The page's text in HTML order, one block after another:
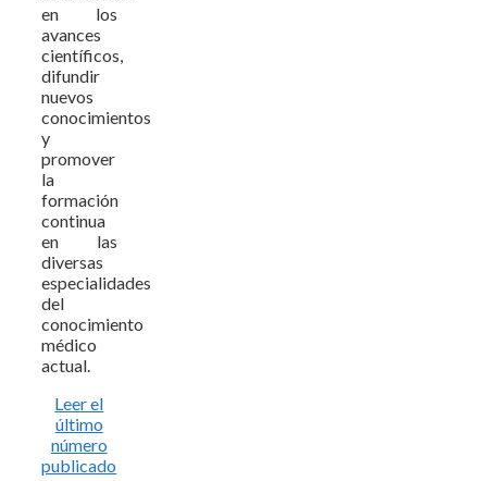
en los
avances
científicos,
difundir
nuevos
conocimientos
y
promover
la
formación
continua
en las
diversas
especialidades
del
conocimiento
médico
actual.
Leer el
último
número
publicado